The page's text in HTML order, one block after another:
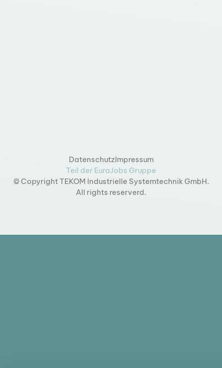
DatenschutzImpressum
Teil der EuraJobs Gruppe
© Copyright TEKOM Industrielle Systemtechnik GmbH.
All rights reserverd.